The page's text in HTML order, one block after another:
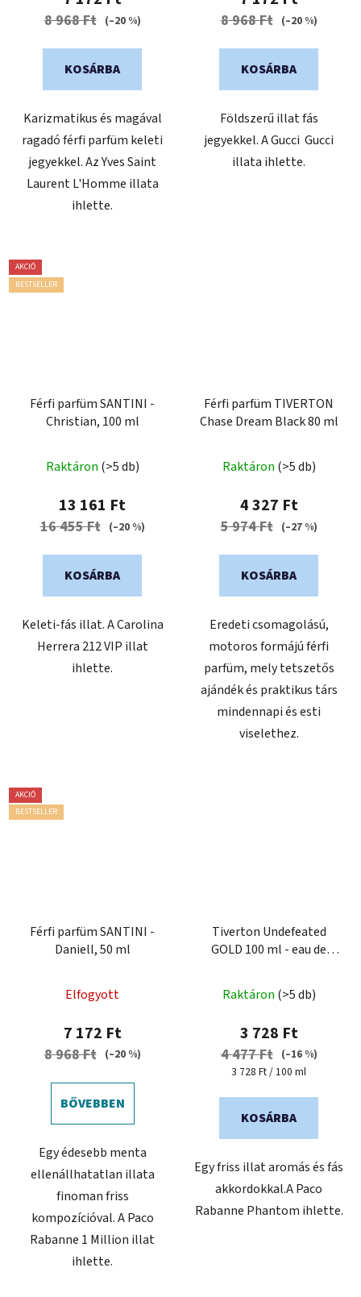
értékelése
5,0
8 968 Ft (–20 %)
KOSÁRBA
Karizmatikus és magával
ragadó férfi parfüm keleti
jegyekkel. Az Yves Saint
Laurent L'Homme illata
ihlette.
8 968 Ft (–20 %)
KOSÁRBA
Földszerű illat fás
jegyekkel. A Gucci Gucci
illata ihlette.
AKCIÓ
BESTSELLER
Férfi parfüm SANTINI -
Christian, 100 ml
termék
átlagos
értékelése
5,0
Raktáron (>5 db)
13 161 Ft
16 455 Ft (–20 %)
KOSÁRBA
Keleti-fás illat. A Carolina
Herrera 212 VIP illat
ihlette.
Férfi parfüm TIVERTON
Chase Dream Black 80 ml
Raktáron (>5 db)
4 327 Ft
5 974 Ft (–27 %)
KOSÁRBA
Eredeti csomagolású,
motoros formájú férfi
parfüm, mely tetszetős
ajándék és praktikus társ
mindennapi és esti
viselethez.
AKCIÓ
BESTSELLER
Férfi parfüm SANTINI -
Daniell, 50 ml
Elfogyott
7 172 Ft
8 968 Ft (–20 %)
BŐVEBBEN
Egy édesebb menta
ellenállhatatlan illata
finoman friss
kompozícióval. A Paco
Rabanne 1 Million illat
ihlette.
Tiverton Undefeated
GOLD 100 ml - eau de
Raktáron (>5 db)
3 728 Ft
4 477 Ft
(–16 %)
Egységár:
3 728 Ft / 100 ml
KOSÁRBA
Egy friss illat aromás és fás
akkordokkal.A Paco
Rabanne Phantom ihlette.